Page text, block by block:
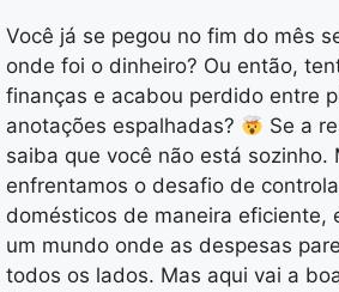
Você já se pegou no fim do mês
onde foi o dinheiro? Ou então,
finanças e acabou perdido entre
anotações espalhadas?
Se a
saiba que você não está sozinho.
enfrentamos o desafio de
domésticos de maneira eficiente,
um mundo onde as despesas
todos os lados. Mas aqui vai a